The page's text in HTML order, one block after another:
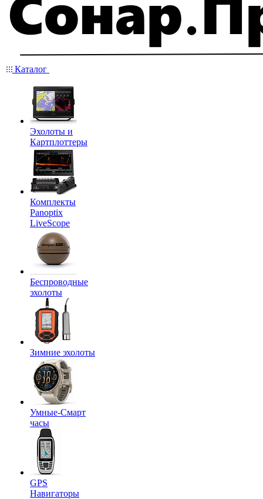
Каталог
Эхолоты и
Картплоттеры
Комплекты
Panoptix
LiveScope
Беспроводные
эхолоты
Зимние эхолоты
Умные-Смарт
часы
GPS
Навигаторы